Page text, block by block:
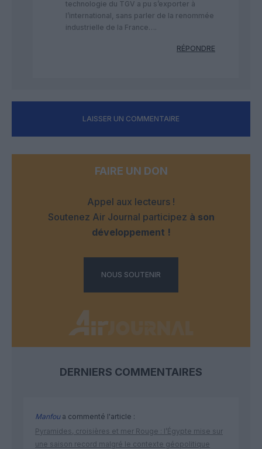
technologie du TGV a pu s’exporter à
l’international, sans parler de la renommée
industrielle de la France….
RÉPONDRE
LAISSER UN COMMENTAIRE
FAIRE UN DON
Appel aux lecteurs !
Soutenez Air Journal participez à son
développement !
NOUS SOUTENIR
DERNIERS COMMENTAIRES
Manfoua commenté l'article :
Pyramides, croisières et mer Rouge : l’Égypte mise sur
une saison record malgré le contexte géopolitique